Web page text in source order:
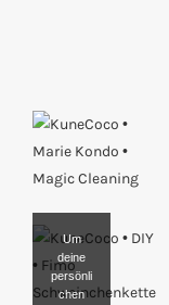
Um
deine
persönli
chen